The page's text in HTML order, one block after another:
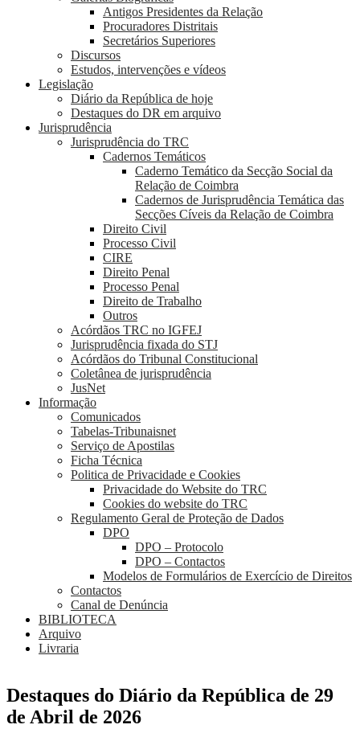
Antigos Presidentes da Relação
Procuradores Distritais
Secretários Superiores
Discursos
Estudos, intervenções e vídeos
Legislação
Diário da República de hoje
Destaques do DR em arquivo
Jurisprudência
Jurisprudência do TRC
Cadernos Temáticos
Caderno Temático da Secção Social da
Relação de Coimbra
Cadernos de Jurisprudência Temática das
Secções Cíveis da Relação de Coimbra
Direito Civil
Processo Civil
CIRE
Direito Penal
Processo Penal
Direito de Trabalho
Outros
Acórdãos TRC no IGFEJ
Jurisprudência fixada do STJ
Acórdãos do Tribunal Constitucional
Coletânea de jurisprudência
JusNet
Informação
Comunicados
Tabelas-Tribunaisnet
Serviço de Apostilas
Ficha Técnica
Politica de Privacidade e Cookies
Privacidade do Website do TRC
Cookies do website do TRC
Regulamento Geral de Proteção de Dados
DPO
DPO – Protocolo
DPO – Contactos
Modelos de Formulários de Exercício de Direitos
Contactos
Canal de Denúncia
BIBLIOTECA
Arquivo
Livraria
Destaques do Diário da República de 29
de Abril de 2026